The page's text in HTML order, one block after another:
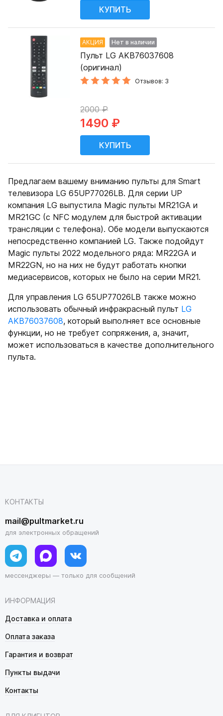
Предлагаем вашему вниманию пульты для Smart
телевизора LG 65UP77026LB. Для серии UP
компания LG выпустила Magic пульты MR21GA и
MR21GC (с NFC модулем для быстрой активации
трансляции с телефона). Обе модели выпускаются
непосредственно компанией LG. Также подойдут
Magic пульты 2022 модельного ряда: MR22GA и
MR22GN, но на них не будут работать кнопки
медиасервисов, которых не было на серии MR21.
Для управления LG 65UP77026LB также можно
использовать обычный инфракрасный пульт LG
AKB76037608, который выполняет все основные
функции, но не требует сопряжения, а, значит,
может использоваться в качестве дополнительного
пульта.
АКЦИЯ Нет в наличии
Пульт LG AKB76037608
(оригинал)
Отзывов: 3
2000 ₽
1490 ₽
ИНФОРМАЦИЯ
Доставка и оплата
Оплата заказа
Гарантия и возврат
Пункты выдачи
Контакты
КОНТАКТЫ
mail@pultmarket.ru
для электронных обращений
мессенджеры — только для сообщений